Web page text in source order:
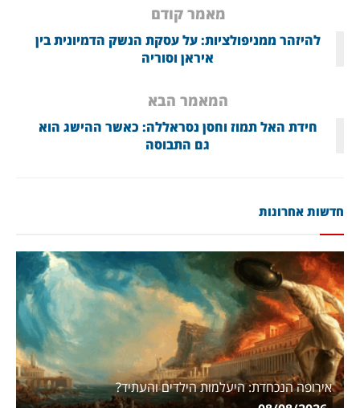
מאמר קודם
להיזהר ממניפולציות: על עסקת הנשק הדמיונית בין
איראן וסוריה
המאמר הבא
חידת האל תמוז וחסן נסראללה: כאשר ההישג הוא
גם התבוסה
חדשות אחרונות
אירופה הנכחדת: היעלמות הילדים והעתיד?